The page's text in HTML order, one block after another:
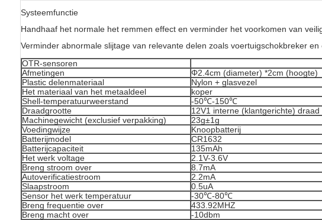
Systeemfunctie
Handhaaf het normale het remmen effect en verminder het voorkomen van
Verminder abnormale slijtage van relevante delen zoals voertuigschokbreker
OTR-sensoren
Afmetingen
Φ2.4cm (diameter) *2cm (hoogte)
Plastic delenmateriaal
Nylon + glasvezel
Het materiaal van het metaaldeel
koper
Shell-temperatuurweerstand
-50℃-150℃
Draadgrootte
12V1 interne (klantgerichte) draad
Machinegewicht (exclusief verpakking)
23g±1g
Voedingwijze
Knoopbatterij
Batterijmodel
CR1632
Batterijcapaciteit
135mAh
Het werk voltage
2.1V-3.6V
Breng stroom over
8.7mA
Autoverificatiestroom
2.2mA
Slaapstroom
0.5uA
Sensor het werk temperatuur
-30℃-80℃
Breng frequentie over
433.92MHZ
Breng macht over
-10dbm